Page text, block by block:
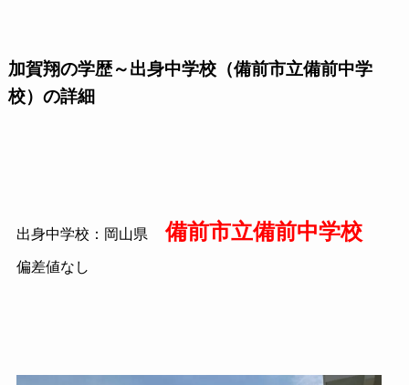
加賀翔の学歴～出身中学校（備前市立備前中学
校）の詳細
出身中学校：岡山県 備前市立備前中学校
偏差値なし